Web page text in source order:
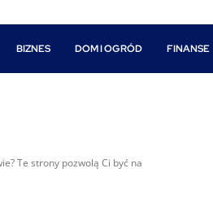
BIZNES DOM I OGRÓD FINANSE
Te strony pozwolą Ci być na